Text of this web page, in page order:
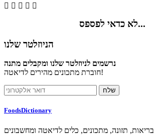
    
לא כדאי לפספס...
הניוזלטר שלנו
נרשמים לניוזלטר שלנו ומקבלים מתנה
חוברת מתכונים מהירים לדיאטה!
FoodsDictionary
בריאות, תזונה, מתכונים, כלים לדיאטה ומחשבונים